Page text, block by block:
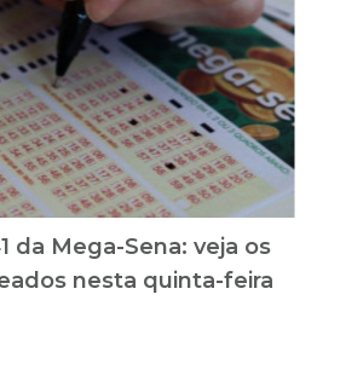
da Mega-Sena: veja os
nesta quinta-feira